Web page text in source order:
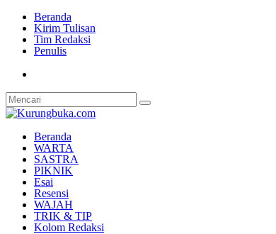
Beranda
Kirim Tulisan
Tim Redaksi
Penulis
Beranda
WARTA
SASTRA
PIKNIK
Esai
Resensi
WAJAH
TRIK & TIP
Kolom Redaksi